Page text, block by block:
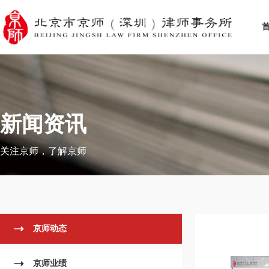
新闻资讯
关注京师，了解京师
京师动态
京师业绩